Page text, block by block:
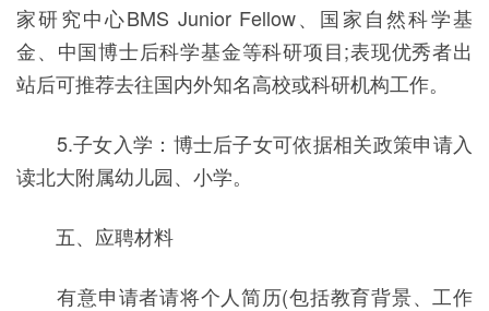
家研究中心BMS Junior Fellow、国家自然科学基
金、中国博士后科学基金等科研项目;表现优秀者出
站后可推荐去往国内外知名高校或科研机构工作。
5.子女入学：博士后子女可依据相关政策申请入
读北大附属幼儿园、小学。
五、应聘材料
有意申请者请将个人简历(包括教育背景、工作